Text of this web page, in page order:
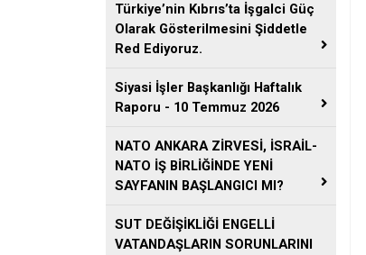
Türkiye’nin Kıbrıs’ta İşgalci Güç
Olarak Gösterilmesini Şiddetle
Red Ediyoruz.
Siyasi İşler Başkanlığı Haftalık
Raporu - 10 Temmuz 2026
NATO ANKARA ZİRVESİ, İSRAİL-
NATO İŞ BİRLİĞİNDE YENİ
SAYFANIN BAŞLANGICI MI?
SUT DEĞİŞİKLİĞİ ENGELLİ
VATANDAŞLARIN SORUNLARINI